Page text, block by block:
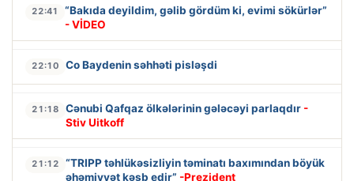
22:41
“Bakıda deyildim, gəlib gördüm ki, evimi sökürlər”
- VİDEO
22:10 Co Baydenin səhhəti pisləşdi
21:18 Cənubi Qafqaz ölkələrinin gələcəyi parlaqdır -
Stiv Uitkoff
21:12
“TRIPP təhlükəsizliyin təminatı baxımından böyük
əhəmiyyət kəsb edir” -Prezident